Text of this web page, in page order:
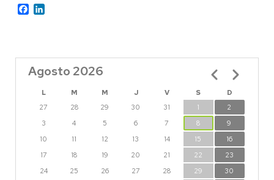
Facebook
Agosto 2026
L M M J V S
D
27
28 29 30 31 1
2
3
4 5 6 7 8
9
10
11 12 13 14 15
16
17
18 19 20 21 22
23
24
25 26 27 28 29
30
Paginación